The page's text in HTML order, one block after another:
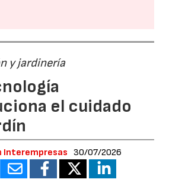
y jardinería
el cuidado
Interempresas 30/07/2026